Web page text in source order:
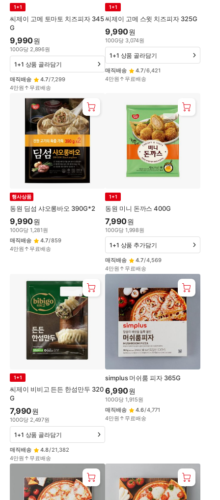
씨제이 고메 토마토 치즈피자 345
G
1+1
9,990원
100G당 2,896원
매직배송 4.7/7,299
4만원↑무료배송
1+1 상품 골라담기
씨제이 고메 스윗 치즈피자 325G
1+1
9,990원
100G당 3,074원
매직배송 4.7/6,421
4만원↑무료배송
1+1 상품 골라담기
동원 딤섬 샤오롱바오 390G*2
행사상품
9,990원
100G당 1,281원
매직배송
4.7/859
4만원↑무료배송
동원 미니 돈까스 400G
1+1
7,990원
100G당 1,998원
매직배송 4.7/4,569
4만원↑무료배송
1+1 상품 추가담기
씨제이 비비고 든든 한섬만두 320
G
1+1
7,990원
100G당 2,497원
매직배송 4.8/21,382
4만원↑무료배송
1+1 상품 골라담기
simplus 머쉬룸 피자 365G
6,990원
100G당 1,915원
매직배송
4.6/4,771
4만원↑무료배송